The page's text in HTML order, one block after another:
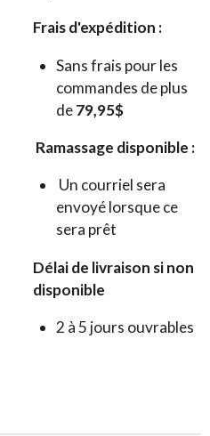
Frais d'expédition :
Sans frais pour les
commandes de plus
de79,95$
Ramassage disponible :
Un courriel sera
envoyé lorsque ce
sera prêt
Délai de livraison si non
disponible
2 à 5 jours ouvrables